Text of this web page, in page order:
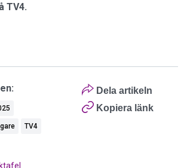
TV4.
Dela artikeln
Kopiera länk
TV4